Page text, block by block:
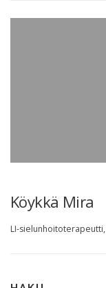
Köykkä Mira
LI-